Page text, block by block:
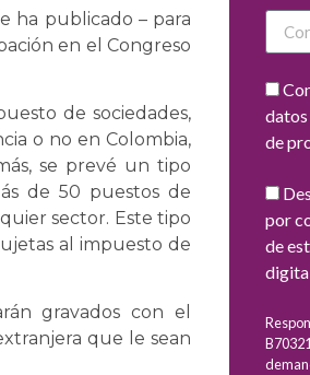
ha publicado – para
en el Congreso
de sociedades,
o no en Colombia,
se prevé un tipo
de 50 puestos de
sector. Este tipo
al impuesto de
gravados con el
que le sean
de
por
de